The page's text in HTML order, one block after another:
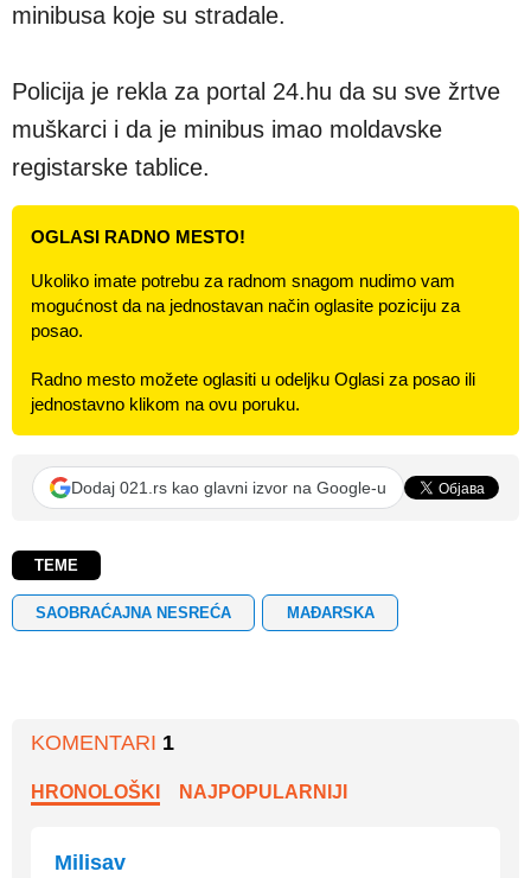
minibusa koje su stradale.
Policija je rekla za portal 24.hu ​da su sve žrtve
muškarci i da je minibus imao moldavske
registarske tablice.
OGLASI RADNO MESTO!
Ukoliko imate potrebu za radnom snagom nudimo vam
mogućnost da na jednostavan način oglasite poziciju za
posao.
Radno mesto možete oglasiti u odeljku Oglasi za posao ili
jednostavno klikom na ovu poruku.
Dodaj 021.rs kao glavni izvor na Google-u
TEME
SAOBRAĆAJNA NESREĆA MAĐARSKA
KOMENTARI 1
HRONOLOŠKI NAJPOPULARNIJI
Milisav